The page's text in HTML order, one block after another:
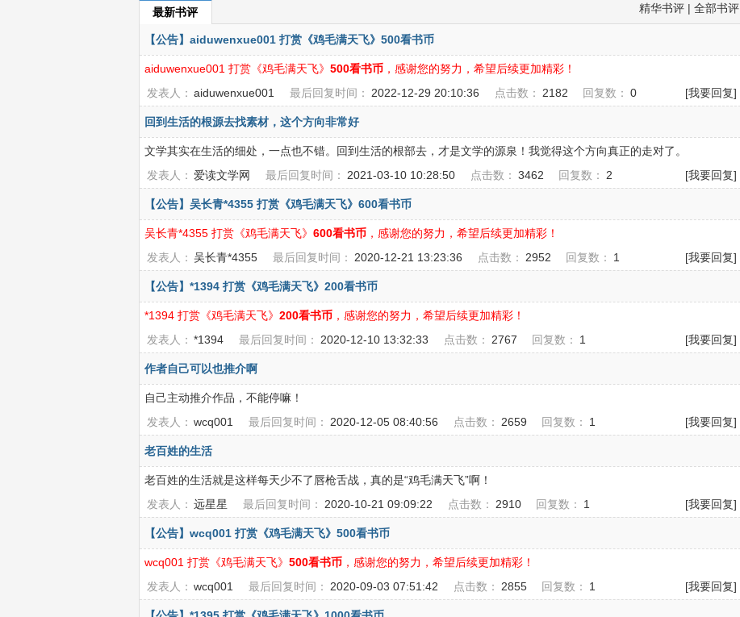
最新书评 精华书评| 全部书评
【公告】aiduwenxue001 打赏《鸡毛满天飞》500看书币
aiduwenxue001 打赏《鸡毛满天飞》 500看书币，感谢您的努力，希望后续更加精彩！
[我要回复]
发表人： aiduwenxue001 最后回复时间： 2022-12-29 20:10:36 点击数： 2182 回复数： 0
回到生活的根源去找素材，这个方向非常好
文学其实在生活的细处，一点也不错。回到生活的根部去，才是文学的源泉！我觉得这个方向真正的走对了。
[我要回复]
发表人： 爱读文学网 最后回复时间： 2021-03-10 10:28:50 点击数： 3462 回复数： 2
【公告】吴长青*4355 打赏《鸡毛满天飞》600看书币
吴长青*4355 打赏《鸡毛满天飞》 600看书币，感谢您的努力，希望后续更加精彩！
[我要回复]
发表人： 吴长青*4355 最后回复时间： 2020-12-21 13:23:36 点击数： 2952 回复数： 1
【公告】*1394 打赏《鸡毛满天飞》200看书币
*1394 打赏《鸡毛满天飞》 200看书币，感谢您的努力，希望后续更加精彩！
[我要回复]
发表人： *1394 最后回复时间： 2020-12-10 13:32:33 点击数： 2767 回复数： 1
作者自己可以也推介啊
自己主动推介作品，不能停嘛！
[我要回复]
发表人： wcq001 最后回复时间： 2020-12-05 08:40:56 点击数： 2659 回复数： 1
老百姓的生活
老百姓的生活就是这样每天少不了唇枪舌战，真的是“鸡毛满天飞”啊！
[我要回复]
发表人： 远星星 最后回复时间： 2020-10-21 09:09:22 点击数： 2910 回复数： 1
【公告】wcq001 打赏《鸡毛满天飞》500看书币
wcq001 打赏《鸡毛满天飞》 500看书币，感谢您的努力，希望后续更加精彩！
[我要回复]
发表人： wcq001 最后回复时间： 2020-09-03 07:51:42 点击数： 2855 回复数： 1